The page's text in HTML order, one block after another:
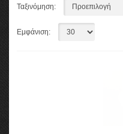
Ταξινόμηση:
Εμφάνιση: